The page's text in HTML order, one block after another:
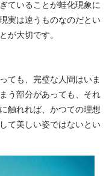
ていることが蛙化現象に
実は違うものなのだとい
が大切です。
ても、完璧な人間はいま
う部分があっても、それ
触れれば、かつての理想
て美しい姿ではないとい